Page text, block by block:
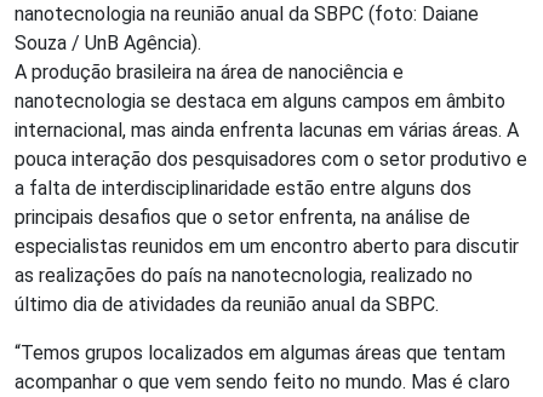
nanotecnologia na reunião anual da SBPC (foto: Daiane
Souza / UnB Agência).
A produção brasileira na área de nanociência e
nanotecnologia se destaca em alguns campos em âmbito
internacional, mas ainda enfrenta lacunas em várias áreas. A
pouca interação dos pesquisadores com o setor produtivo e
a falta de interdisciplinaridade estão entre alguns dos
principais desafios que o setor enfrenta, na análise de
especialistas reunidos em um encontro aberto para discutir
as realizações do país na nanotecnologia, realizado no
último dia de atividades da reunião anual da SBPC.
“Temos grupos localizados em algumas áreas que tentam
acompanhar o que vem sendo feito no mundo. Mas é claro